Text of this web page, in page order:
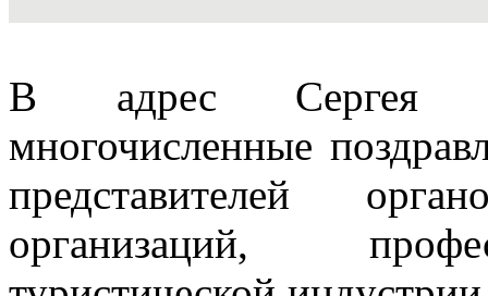
В адрес Сергея
многочисленные
представителей
организаций,